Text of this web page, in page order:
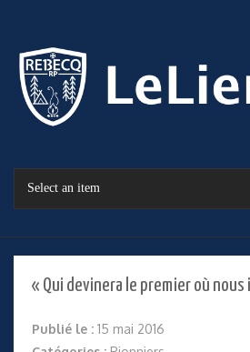
« Qui devinera le premier où nous
Publié le : 15 mai 2016